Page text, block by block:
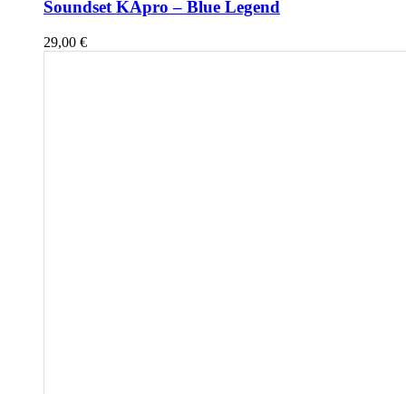
Soundset KApro – Blue Legend
29,00 €